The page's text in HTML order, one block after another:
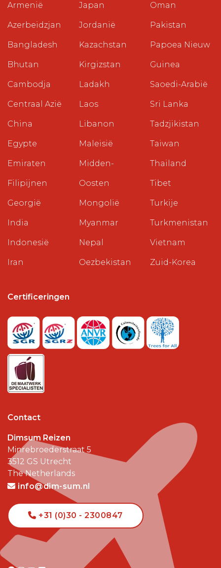
Armenië
Azerbeidzjan
Bangladesh
Bhutan
Cambodja
Centraal Azië
China
Egypte
Emiraten
Filipijnen
Georgië
India
Indonesië
Iran
Japan
Jordanië
Kazachstan
Kirgizstan
Ladakh
Laos
Libanon
Maleisië
Midden-
Oosten
Mongolië
Myanmar
Nepal
Oezbekistan
Oman
Pakistan
Papoea Nieuw
Guinea
Saoedi-Arabië
Sri Lanka
Tadzjikistan
Taiwan
Thailand
Tibet
Turkije
Turkmenistan
Vietnam
Zuid-Korea
Certificeringen
Contact
Dimsum Reizen
Minrebroederstraat 5
3512 GS Utrecht
The Netherlands
info@dim-sum.nl
+31 (0)30 - 2300847